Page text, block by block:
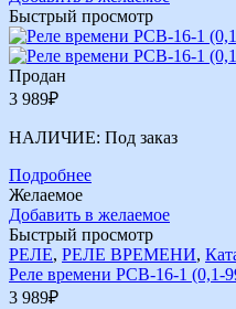
Быстрый просмотр
Продан
3 989₽
НАЛИЧИЕ: Под заказ
Подробнее
Желаемое
Добавить в желаемое
Быстрый просмотр
РЕЛЕ, РЕЛЕ ВРЕМЕНИ,
Реле времени РСВ-16-1 (0,1-
3 989₽